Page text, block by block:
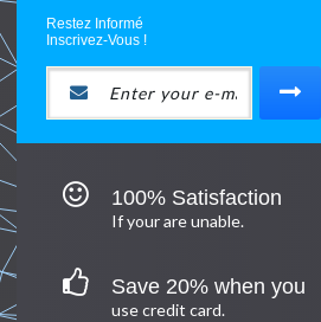
Restez Informé
Inscrivez-Vous !
100% Satisfaction
If your are unable.
Save 20% when you
use credit card.